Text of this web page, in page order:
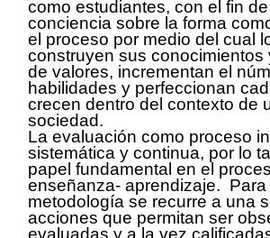
como estudiantes, con el fin
conciencia sobre la forma
el proceso por medio del cual
construyen sus conocimientos
de valores, incrementan el
habilidades y perfeccionan
crecen dentro del contexto de
sociedad.
La evaluación como proceso
sistemática y continua, por lo
papel fundamental en el
enseñanza- aprendizaje. Para
metodología se recurre a una
acciones que permitan ser
evaluadas y a la vez